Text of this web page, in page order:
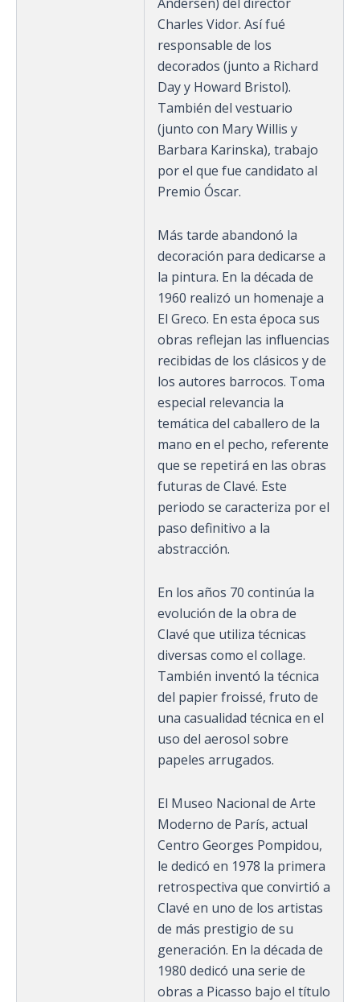
Charles Vidor. Así fué
responsable de los
decorados (junto a Richard
Day y Howard Bristol).
También del vestuario
(junto con Mary Willis y
Barbara Karinska), trabajo
por el que fue candidato al
Premio Óscar.
Más tarde abandonó la
decoración para dedicarse a
la pintura. En la década de
1960 realizó un homenaje a
El Greco. En esta época sus
obras reflejan las influencias
recibidas de los clásicos y de
los autores barrocos. Toma
especial relevancia la
temática del caballero de la
mano en el pecho, referente
que se repetirá en las obras
futuras de Clavé. Este
periodo se caracteriza por el
paso definitivo a la
abstracción.
En los años 70 continúa la
evolución de la obra de
Clavé que utiliza técnicas
diversas como el collage.
También inventó la técnica
del papier froissé, fruto de
una casualidad técnica en el
uso del aerosol sobre
papeles arrugados.
El Museo Nacional de Arte
Moderno de París, actual
Centro Georges Pompidou,
le dedicó en 1978 la primera
retrospectiva que convirtió a
Clavé en uno de los artistas
de más prestigio de su
generación. En la década de
1980 dedicó una serie de
obras a Picasso bajo el título